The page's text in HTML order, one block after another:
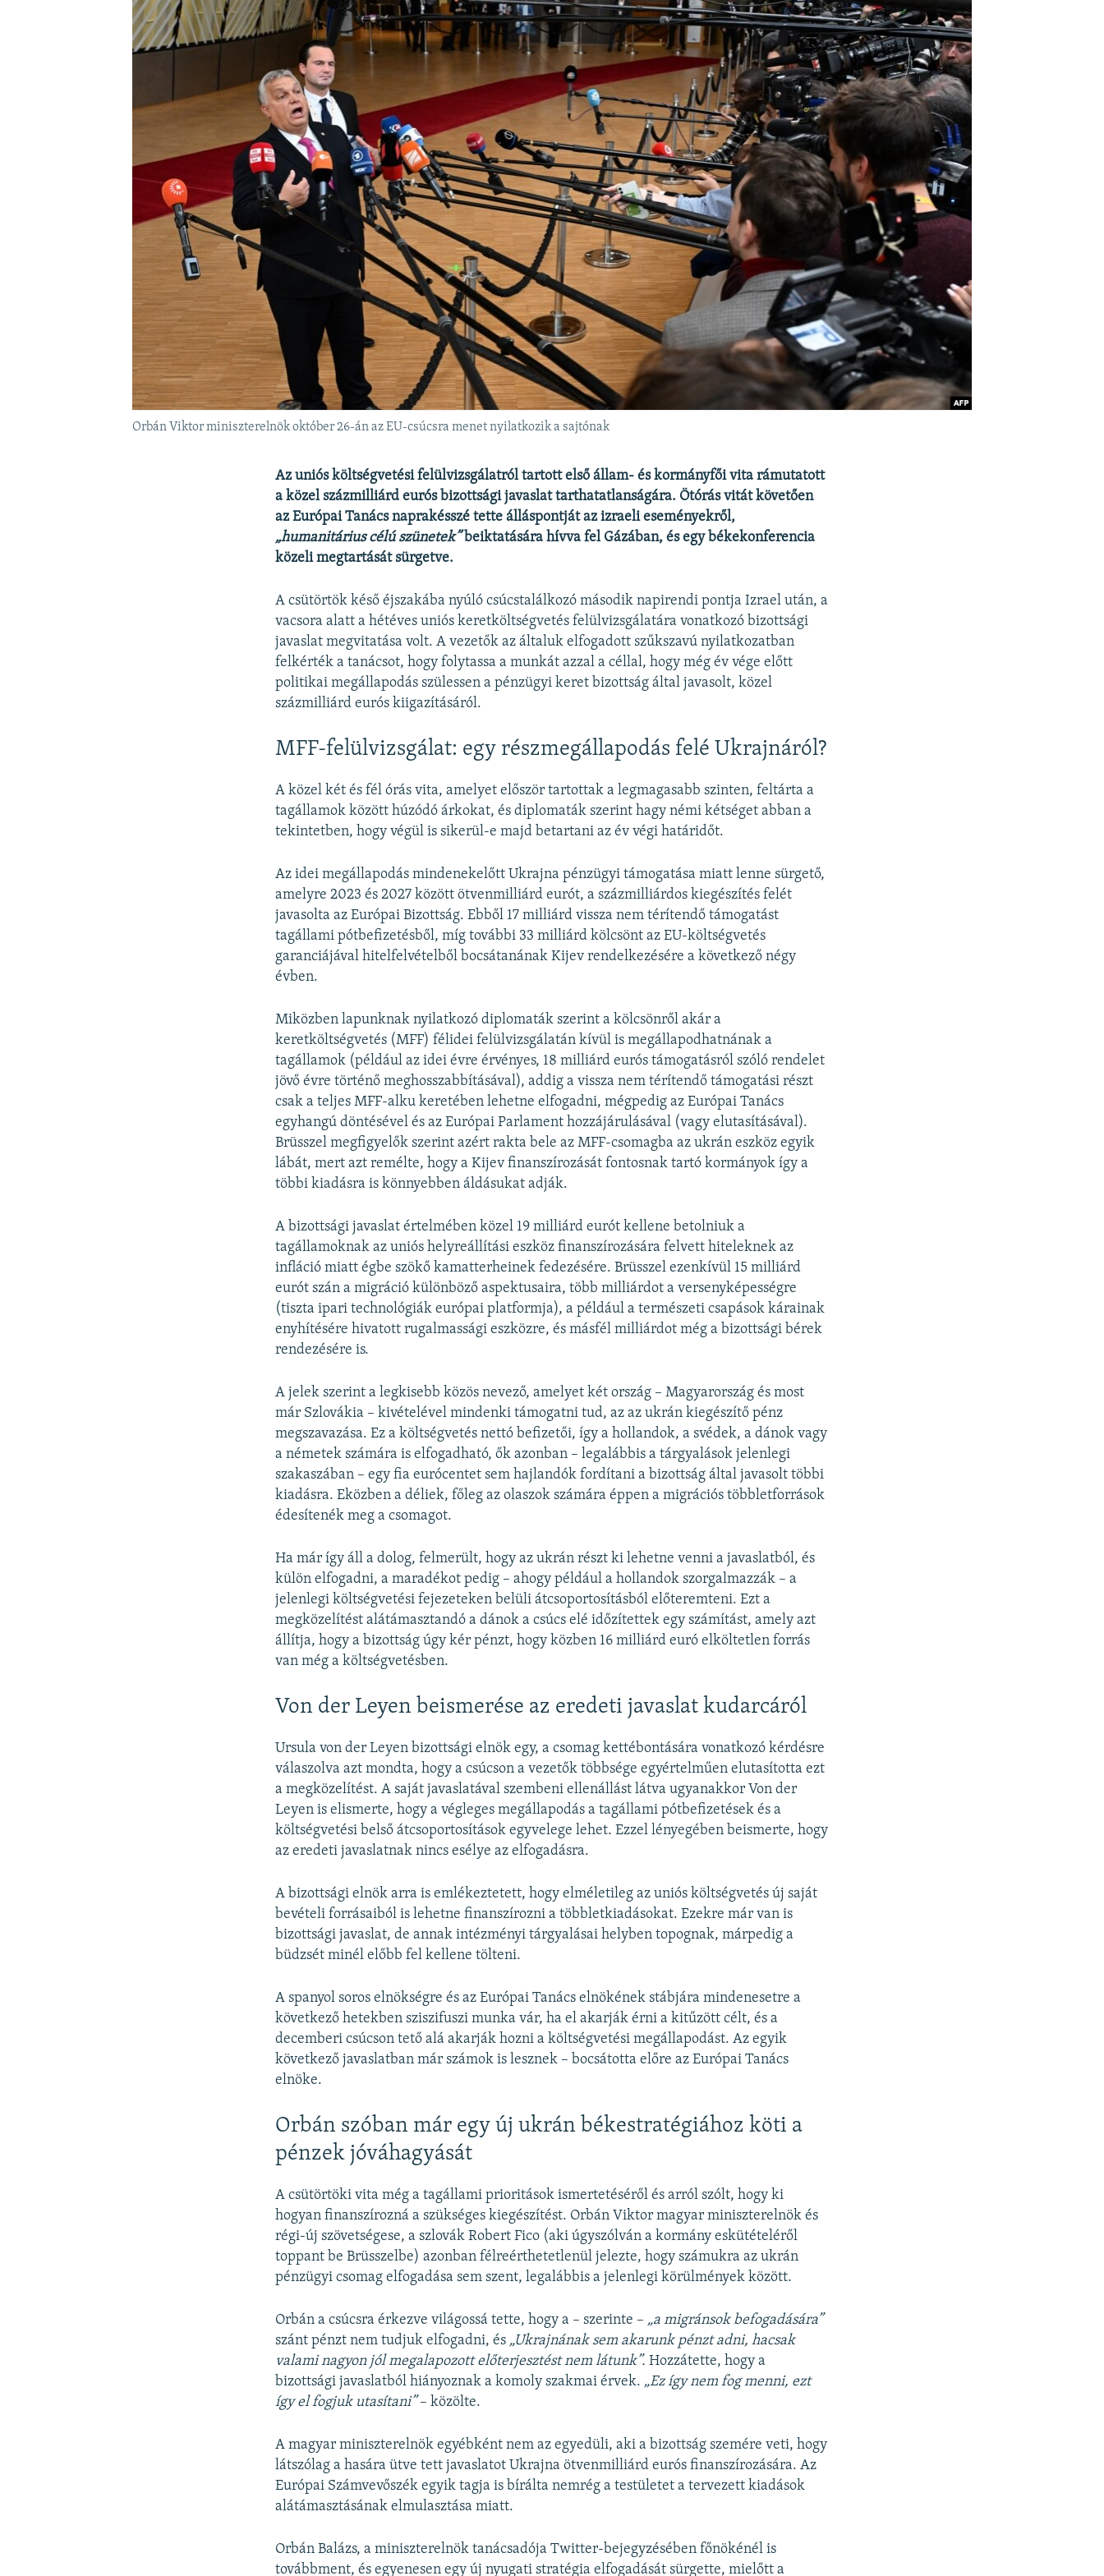
Orbán Viktor miniszterelnök október 26-án az EU-csúcsra menet nyilatkozik a sajtónak
Az uniós költségvetési felülvizsgálatról tartott első állam- és kormányfői vita rámutatott
a közel százmilliárd eurós bizottsági javaslat tarthatatlanságára. Ötórás vitát követően
az Európai Tanács naprakésszé tette álláspontját az izraeli eseményekről,
„humanitárius célú szünetek”beiktatására hívva fel Gázában, és egy békekonferencia
közeli megtartását sürgetve.
A csütörtök késő éjszakába nyúló csúcstalálkozó második napirendi pontja Izrael után, a
vacsora alatt a hétéves uniós keretköltségvetés felülvizsgálatára vonatkozó bizottsági
javaslat megvitatása volt. A vezetők az általuk elfogadott szűkszavú nyilatkozatban
felkérték a tanácsot, hogy folytassa a munkát azzal a céllal, hogy még év vége előtt
politikai megállapodás szülessen a pénzügyi keret bizottság által javasolt, közel
százmilliárd eurós kiigazításáról.
MFF-felülvizsgálat: egy részmegállapodás felé Ukrajnáról?
A közel két és fél órás vita, amelyet először tartottak a legmagasabb szinten, feltárta a
tagállamok között húzódó árkokat, és diplomaták szerint hagy némi kétséget abban a
tekintetben, hogy végül is sikerül-e majd betartani az év végi határidőt.
Az idei megállapodás mindenekelőtt Ukrajna pénzügyi támogatása miatt lenne sürgető,
amelyre 2023 és 2027 között ötvenmilliárd eurót, a százmilliárdos kiegészítés felét
javasolta az Európai Bizottság. Ebből 17 milliárd vissza nem térítendő támogatást
tagállami pótbefizetésből, míg további 33 milliárd kölcsönt az EU-költségvetés
garanciájával hitelfelvételből bocsátanának Kijev rendelkezésére a következő négy
évben.
Miközben lapunknak nyilatkozó diplomaták szerint a kölcsönről akár a
keretköltségvetés (MFF) félidei felülvizsgálatán kívül is megállapodhatnának a
tagállamok (például az idei évre érvényes, 18 milliárd eurós támogatásról szóló rendelet
jövő évre történő meghosszabbításával), addig a vissza nem térítendő támogatási részt
csak a teljes MFF-alku keretében lehetne elfogadni, mégpedig az Európai Tanács
egyhangú döntésével és az Európai Parlament hozzájárulásával (vagy elutasításával).
Brüsszel megfigyelők szerint azért rakta bele az MFF-csomagba az ukrán eszköz egyik
lábát, mert azt remélte, hogy a Kijev finanszírozását fontosnak tartó kormányok így a
többi kiadásra is könnyebben áldásukat adják.
A bizottsági javaslat értelmében közel 19 milliárd eurót kellene betolniuk a
tagállamoknak az uniós helyreállítási eszköz finanszírozására felvett hiteleknek az
infláció miatt égbe szökő kamatterheinek fedezésére. Brüsszel ezenkívül 15 milliárd
eurót szán a migráció különböző aspektusaira, több milliárdot a versenyképességre
(tiszta ipari technológiák európai platformja), a például a természeti csapások kárainak
enyhítésére hivatott rugalmassági eszközre, és másfél milliárdot még a bizottsági bérek
rendezésére is.
A jelek szerint a legkisebb közös nevező, amelyet két ország – Magyarország és most
már Szlovákia – kivételével mindenki támogatni tud, az az ukrán kiegészítő pénz
megszavazása. Ez a költségvetés nettó befizetői, így a hollandok, a svédek, a dánok vagy
a németek számára is elfogadható, ők azonban – legalábbis a tárgyalások jelenlegi
szakaszában – egy fia eurócentet sem hajlandók fordítani a bizottság által javasolt többi
kiadásra. Eközben a déliek, főleg az olaszok számára éppen a migrációs többletforrások
édesítenék meg a csomagot.
Ha már így áll a dolog, felmerült, hogy az ukrán részt ki lehetne venni a javaslatból, és
külön elfogadni, a maradékot pedig – ahogy például a hollandok szorgalmazzák – a
jelenlegi költségvetési fejezeteken belüli átcsoportosításból előteremteni. Ezt a
megközelítést alátámasztandó a dánok a csúcs elé időzítettek egy számítást, amely azt
állítja, hogy a bizottság úgy kér pénzt, hogy közben 16 milliárd euró elköltetlen forrás
van még a költségvetésben.
Von der Leyen beismerése az eredeti javaslat kudarcáról
Ursula von der Leyen bizottsági elnök egy, a csomag kettébontására vonatkozó kérdésre
válaszolva azt mondta, hogy a csúcson a vezetők többsége egyértelműen elutasította ezt
a megközelítést. A saját javaslatával szembeni ellenállást látva ugyanakkor Von der
Leyen is elismerte, hogy a végleges megállapodás a tagállami pótbefizetések és a
költségvetési belső átcsoportosítások egyvelege lehet. Ezzel lényegében beismerte, hogy
az eredeti javaslatnak nincs esélye az elfogadásra.
A bizottsági elnök arra is emlékeztetett, hogy elméletileg az uniós költségvetés új saját
bevételi forrásaiból is lehetne finanszírozni a többletkiadásokat. Ezekre már van is
bizottsági javaslat, de annak intézményi tárgyalásai helyben topognak, márpedig a
büdzsét minél előbb fel kellene tölteni.
A spanyol soros elnökségre és az Európai Tanács elnökének stábjára mindenesetre a
következő hetekben sziszifuszi munka vár, ha el akarják érni a kitűzött célt, és a
decemberi csúcson tető alá akarják hozni a költségvetési megállapodást. Az egyik
következő javaslatban már számok is lesznek – bocsátotta előre az Európai Tanács
elnöke.
Orbán szóban már egy új ukrán békestratégiához köti a
pénzek jóváhagyását
A csütörtöki vita még a tagállami prioritások ismertetéséről és arról szólt, hogy ki
hogyan finanszírozná a szükséges kiegészítést. Orbán Viktor magyar miniszterelnök és
régi-új szövetségese, a szlovák Robert Fico (aki úgyszólván a kormány eskütételéről
toppant be Brüsszelbe) azonban félreérthetetlenül jelezte, hogy számukra az ukrán
pénzügyi csomag elfogadása sem szent, legalábbis a jelenlegi körülmények között.
Orbán a csúcsra érkezve világossá tette, hogy a – szerinte – „a migránsok befogadására”
szánt pénzt nem tudjuk elfogadni, és „Ukrajnának sem akarunk pénzt adni, hacsak
valami nagyon jól megalapozott előterjesztést nem látunk”. Hozzátette, hogy a
bizottsági javaslatból hiányoznak a komoly szakmai érvek. „Ez így nem fog menni, ezt
így el fogjuk utasítani”– közölte.
A magyar miniszterelnök egyébként nem az egyedüli, aki a bizottság szemére veti, hogy
látszólag a hasára ütve tett javaslatot Ukrajna ötvenmilliárd eurós finanszírozására. Az
Európai Számvevőszék egyik tagja is bírálta nemrég a testületet a tervezett kiadások
alátámasztásának elmulasztása miatt.
Orbán Balázs, a miniszterelnök tanácsadója Twitter-bejegyzésében főnökénél is
továbbment, és egyenesen egy új nyugati stratégia elfogadását sürgette, mielőtt a